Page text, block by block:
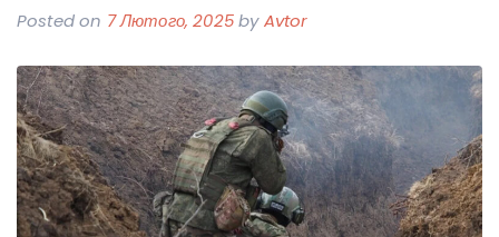
Posted on 7 Лютого, 2025byAvtor